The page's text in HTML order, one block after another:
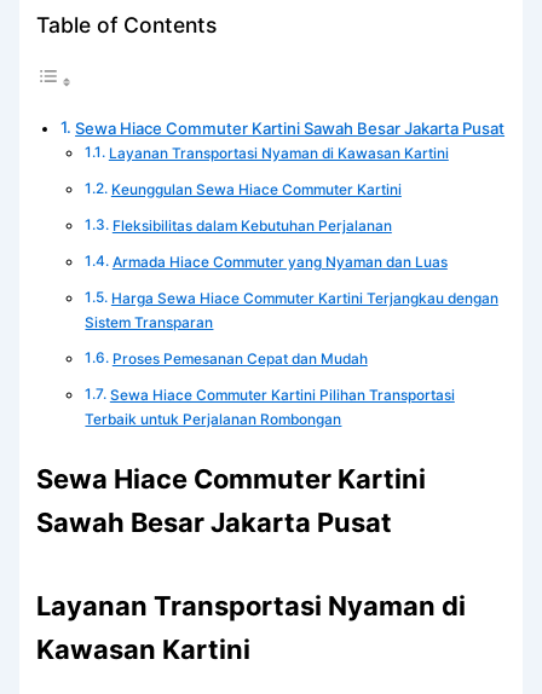
Table of Contents
Sewa Hiace Commuter Kartini Sawah Besar Jakarta Pusat
Layanan Transportasi Nyaman di Kawasan Kartini
Keunggulan Sewa Hiace Commuter Kartini
Fleksibilitas dalam Kebutuhan Perjalanan
Armada Hiace Commuter yang Nyaman dan Luas
Harga Sewa Hiace Commuter Kartini Terjangkau dengan
Sistem Transparan
Proses Pemesanan Cepat dan Mudah
Sewa Hiace Commuter Kartini Pilihan Transportasi
Terbaik untuk Perjalanan Rombongan
Sewa Hiace Commuter Kartini
Sawah Besar Jakarta Pusat
Layanan Transportasi Nyaman di
Kawasan Kartini